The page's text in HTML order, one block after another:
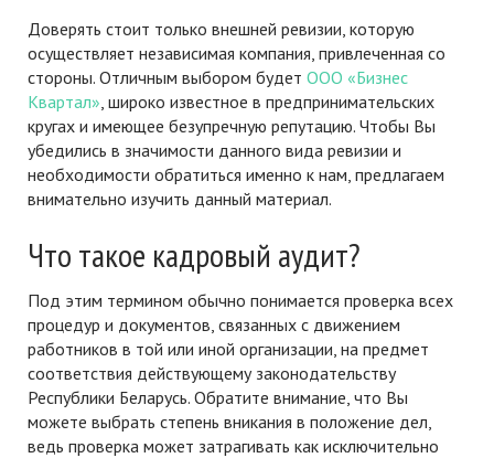
Доверять стоит только внешней ревизии, которую
осуществляет независимая компания, привлеченная со
стороны. Отличным выбором будет ООО «Бизнес
Квартал», широко известное в предпринимательских
кругах и имеющее безупречную репутацию. Чтобы Вы
убедились в значимости данного вида ревизии и
необходимости обратиться именно к нам, предлагаем
внимательно изучить данный материал.
Что такое кадровый аудит?
Под этим термином обычно понимается проверка всех
процедур и документов, связанных с движением
работников в той или иной организации, на предмет
соответствия действующему законодательству
Республики Беларусь. Обратите внимание, что Вы
можете выбрать степень вникания в положение дел,
ведь проверка может затрагивать как исключительно